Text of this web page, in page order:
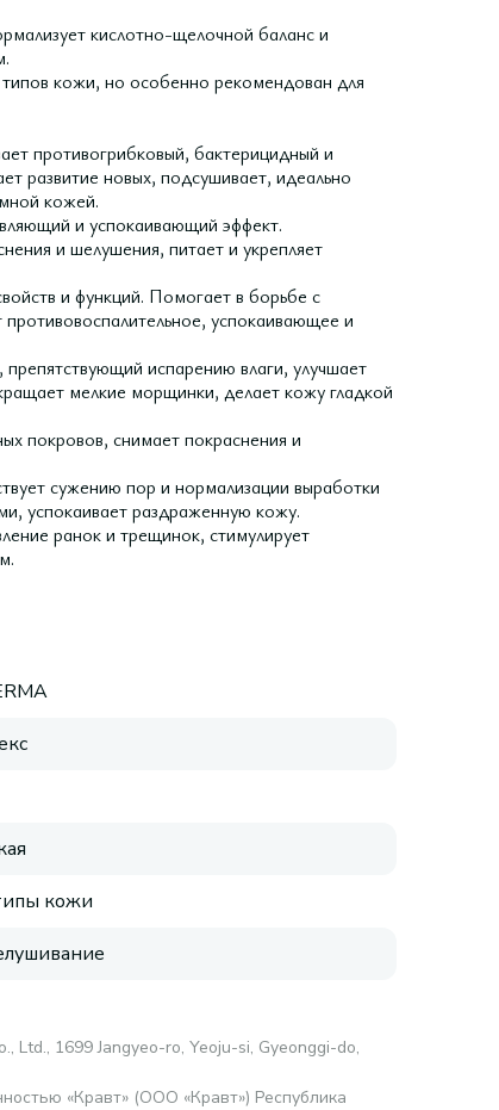
кислотно-щелочной баланс и
кожи, но особенно рекомендован для
противогрибковый, бактерицидный и
развитие новых, подсушивает, идеально
кожей.
и успокаивающий эффект.
и шелушения, питает и укрепляет
и функций. Помогает в борьбе с
успокаивающее и
испарению влаги, улучшает
мелкие морщинки, делает кожу гладкой
покровов, снимает покраснения и
сужению пор и нормализации выработки
успокаивает раздраженную кожу.
ранок и трещинок, стимулирует
кожи
Ltd., 1699 Jangyeo-ro, Yeoju-si, Gyeonggi-do,
«Кравт» (ООО «Кравт») Республика